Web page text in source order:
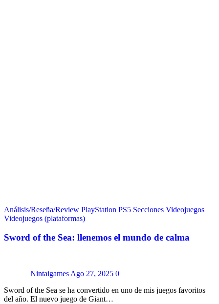
Análisis/Reseña/Review PlayStation PS5 Secciones Videojuegos
Videojuegos (plataformas)
Sword of the Sea: llenemos el mundo de calma
NintaigamesAgo 27, 2025 0
Sword of the Sea se ha convertido en uno de mis juegos favoritos
del año. El nuevo juego de Giant…